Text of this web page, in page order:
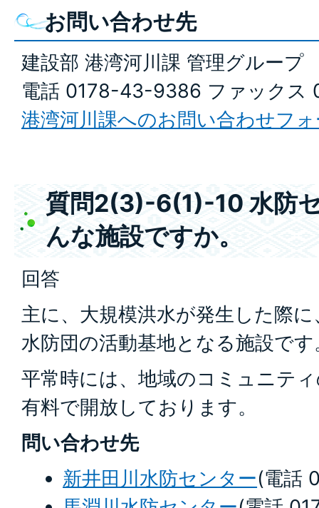
お問い合わせ先
建設部 港湾河川課 管理グループ
電話 0178-43-9386 ファック
港湾河川課へのお問い合わせフ
質問2(3)-6(1)-10 水防
んな施設ですか。
回答
主に、大規模洪水が発生した際
水防団の活動基地となる施設です
平常時には、地域のコミュニテ
有料で開放しております。
問い合わせ先
新井田川水防センター(電話